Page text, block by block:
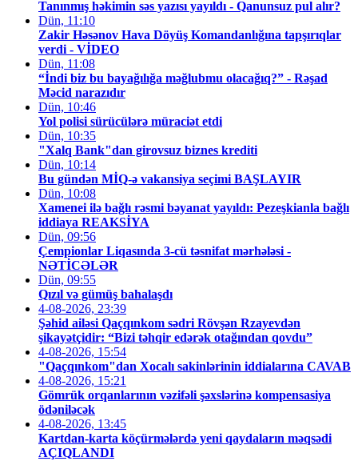
Tanınmış həkimin səs yazısı yayıldı - Qanunsuz pul alır?
Dün, 11:10
Zakir Həsənov Hava Döyüş Komandanlığına tapşırıqlar
verdi - VİDEO
Dün, 11:08
“İndi biz bu bayağılığa məğlubmu olacağıq?” - Rəşad
Məcid narazıdır
Dün, 10:46
Yol polisi sürücülərə müraciət etdi
Dün, 10:35
"Xalq Bank"dan girovsuz biznes krediti
Dün, 10:14
Bu gündən MİQ-ə vakansiya seçimi BAŞLAYIR
Dün, 10:08
Xamenei ilə bağlı rəsmi bəyanat yayıldı: Pezeşkianla bağlı
iddiaya REAKSİYA
Dün, 09:56
Çempionlar Liqasında 3-cü təsnifat mərhələsi -
NƏTİCƏLƏR
Dün, 09:55
Qızıl və gümüş bahalaşdı
4-08-2026, 23:39
Şəhid ailəsi Qaçqınkom sədri Rövşən Rzayevdən
şikayətçidir: “Bizi təhqir edərək otağından qovdu”
4-08-2026, 15:54
"Qaçqınkom"dan Xocalı sakinlərinin iddialarına CAVAB
4-08-2026, 15:21
Gömrük orqanlarının vəzifəli şəxslərinə kompensasiya
ödəniləcək
4-08-2026, 13:45
Kartdan-karta köçürmələrdə yeni qaydaların məqsədi
AÇIQLANDI